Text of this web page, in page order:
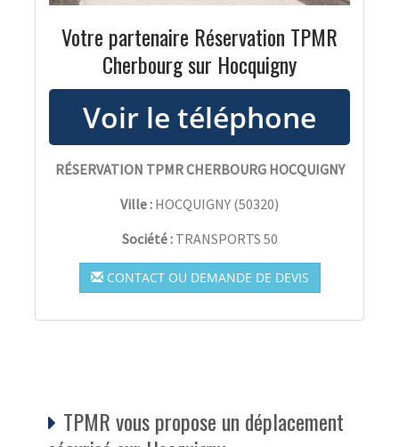
Votre partenaire Réservation TPMR
Cherbourg sur Hocquigny
RÉSERVATION TPMR CHERBOURG HOCQUIGNY
Ville : HOCQUIGNY (50320)
Société : TRANSPORTS 50
CONTACT OU DEMANDE DE DEVIS
TPMR vous propose un déplacement